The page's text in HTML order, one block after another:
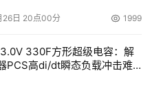
第四阶段的职业指导，进
知识的理解和吸收，培养
题的能力。并能够完成以
26日 20点00分 1999
330F方形超级电容：解
PCS高di/dt瞬态负载冲击难